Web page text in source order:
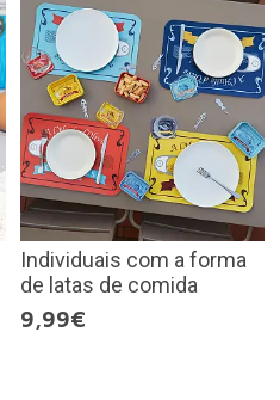
Individuais com a forma
de latas de comida
9,99€